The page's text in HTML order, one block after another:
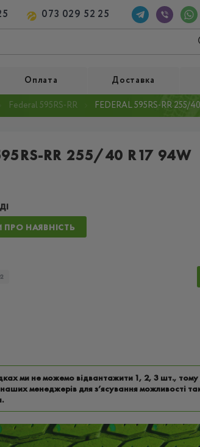
073 029 52 25
Оплата Доставка
Federal 595RS-RR FEDERAL 595RS-RR 255/
RR 255/40 R17 94W
НАЯВНІСТЬ
ми не можемо відвантажити 1, 2, 3 шт.,
менеджерів для з’ясування можливості